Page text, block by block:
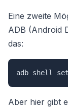
Eine zweite
ADB (Android
das:
adb shell
Aber hier gibt